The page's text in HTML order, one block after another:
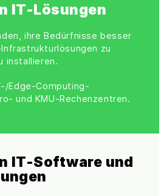
IT-Lösungen
ihre Bedürfnisse besser
zu
installieren.
Edge-Computing-
und KMU-Rechenzentren.
IT-Software und